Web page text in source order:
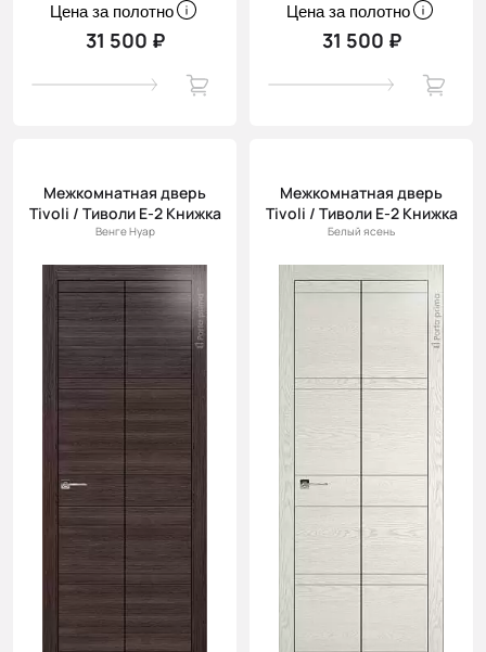
Цена за полотно
31 500 ₽
Цена за полотно
31 500 ₽
Межкомнатная дверь
Tivoli / Тиволи Е-2 Книжка
Венге Нуар
Межкомнатная дверь
Tivoli / Тиволи Е-2 Книжка
Белый ясень